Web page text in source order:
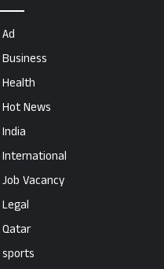
Ad
Business
Health
Hot News
India
International
Job Vacancy
Legal
Qatar
sports